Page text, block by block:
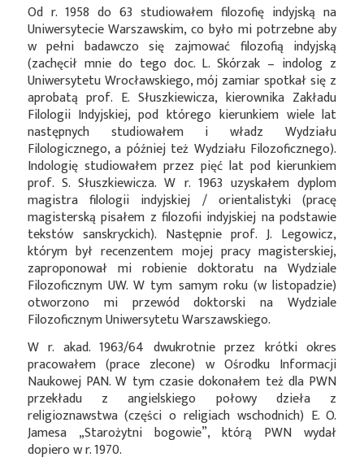
Od r. 1958 do 63 studiowałem filozofię indyjską na
Uniwersytecie Warszawskim, co było mi potrzebne aby
w pełni badawczo się zajmować filozofią indyjską
(zachęcił mnie do tego doc. L. Skórzak – indolog z
Uniwersytetu Wrocławskiego, mój zamiar spotkał się z
aprobatą prof. E. Słuszkiewicza, kierownika Zakładu
Filologii Indyjskiej, pod którego kierunkiem wiele lat
następnych studiowałem i władz Wydziału
Filologicznego, a później też Wydziału Filozoficznego).
Indologię studiowałem przez pięć lat pod kierunkiem
prof. S. Słuszkiewicza. W r. 1963 uzyskałem dyplom
magistra filologii indyjskiej / orientalistyki (pracę
magisterską pisałem z filozofii indyjskiej na podstawie
tekstów sanskryckich). Następnie prof. J. Legowicz,
którym był recenzentem mojej pracy magisterskiej,
zaproponował mi robienie doktoratu na Wydziale
Filozoficznym UW. W tym samym roku (w listopadzie)
otworzono mi przewód doktorski na Wydziale
Filozoficznym Uniwersytetu Warszawskiego.
W r. akad. 1963/64 dwukrotnie przez krótki okres
pracowałem (prace zlecone) w Ośrodku Informacji
Naukowej PAN. W tym czasie dokonałem też dla PWN
przekładu z angielskiego połowy dzieła z
religioznawstwa (części o religiach wschodnich) E. O.
Jamesa „Starożytni bogowie”, którą PWN wydał
dopiero w r. 1970.